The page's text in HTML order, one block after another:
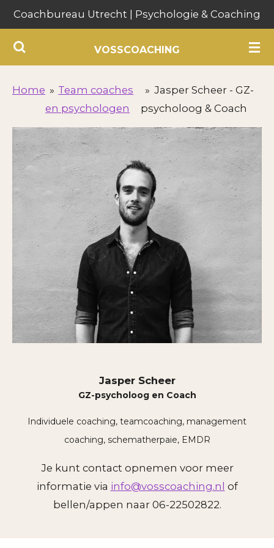
Ga
direct
naar
de
hoofdinhoud
VOSSCOACHING
Coachbureau Utrecht | Psychologie & Coaching
Home » Team coaches
en psychologen
» Jasper Scheer - GZ-
psycholoog & Coach
Jasper Scheer
GZ-psycholoog en Coach
Individuele coaching, teamcoaching, management
coaching, schematherpaie, EMDR
Je kunt contact opnemen voor meer
informatie via info@vosscoaching.nl of
bellen/appen naar 06-22502822.